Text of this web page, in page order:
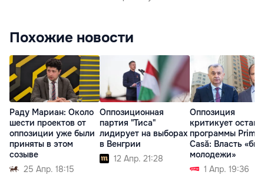
Похожие новости
Раду Мариан: Около
шести проектов от
оппозиции уже были
приняты в этом
созыве
25 Апр. 18:15
Оппозиционная
партия "Тиса"
лидирует на выборах
в Венгрии
12 Апр. 21:28
Оппозиция
критикует
программы Prima
Casă: Власть
молодежи»
1 Апр. 19:36